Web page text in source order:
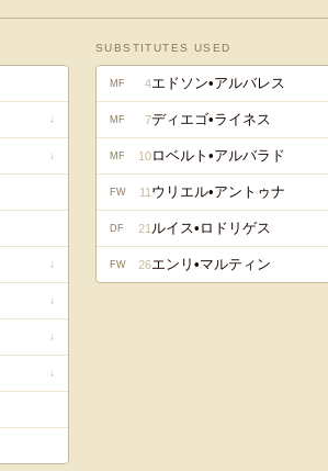
↓
↓
↓
↓
↓
↓
SUBSTITUTES USED
MF 4エドソン•アルバレス
MF 7ディエゴ•ライネス
MF 10ロベルト•アルバラド
FW 11 ウリエル•アントゥナ
DF 21 ルイス•ロドリゲス
FW 26エンリ•マルティン